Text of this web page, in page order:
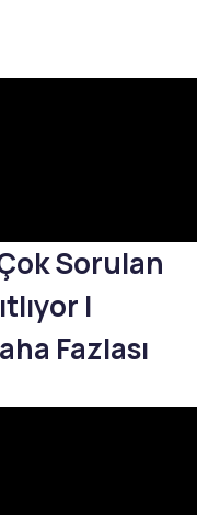
Sorulan
|
Fazlası